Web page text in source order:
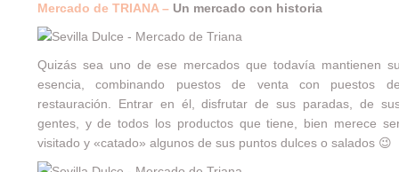
Mercado de TRIANA – Un mercado con historia
Quizás sea uno de ese mercados que todavía mantienen
esencia, combinando puestos de venta con puestos
restauración. Entrar en él, disfrutar de sus paradas, de
gentes, y de todos los productos que tiene, bien merece
visitado y «catado» algunos de sus puntos dulces o salados 😉